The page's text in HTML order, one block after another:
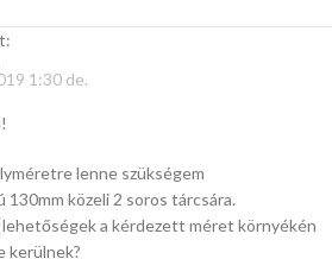
1:30 de.
lenne szükségem
130mm közeli 2 soros tárcsára.
a kérdezett méret környékén
kerülnek?